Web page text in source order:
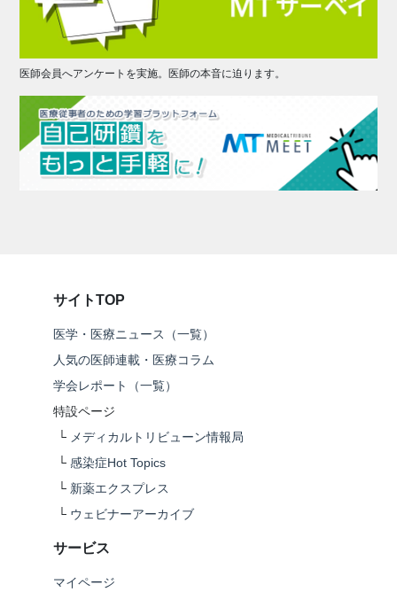
医師会員へアンケートを実施。医師の本音に迫ります。
サイトTOP
医学・医療ニュース（一覧）
人気の医師連載・医療コラム
学会レポート（一覧）
特設ページ
└ メディカルトリビューン情報局
└ 感染症Hot Topics
└ 新薬エクスプレス
└ ウェビナーアーカイブ
サービス
マイページ